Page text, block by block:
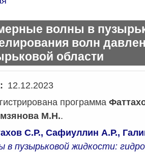
волны в
волн
области
12.12.2023
программа
М.Н..
С.Р., Сафиуллин А.Р.,
в пузырьковой жидкости: